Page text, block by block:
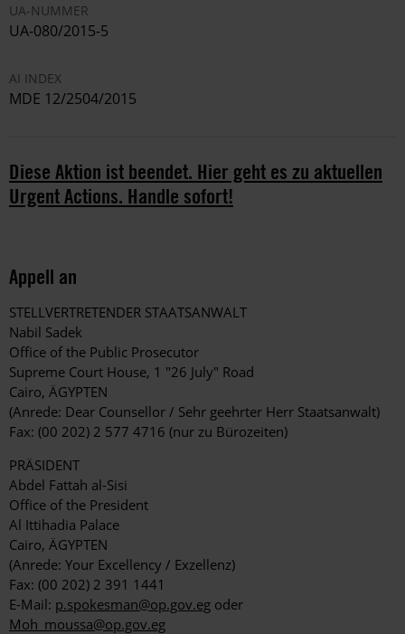
UA-NUMMER
UA-080/2015-5
AI INDEX
MDE 12/2504/2015
Diese Aktion ist beendet. Hier geht es zu aktuellen
Urgent Actions. Handle sofort!
Appell an
STELLVERTRETENDER STAATSANWALT
Nabil Sadek
Office of the Public Prosecutor
Supreme Court House, 1 "26 July" Road
Cairo, ÄGYPTEN
(Anrede: Dear Counsellor / Sehr geehrter Herr Staatsanwalt)
Fax: (00 202) 2 577 4716 (nur zu Bürozeiten)
PRÄSIDENT
Abdel Fattah al-Sisi
Office of the President
Al Ittihadia Palace
Cairo, ÄGYPTEN
(Anrede: Your Excellency / Exzellenz)
Fax: (00 202) 2 391 1441
E-Mail: p.spokesman@op.gov.eg oder
Moh_moussa@op.gov.eg